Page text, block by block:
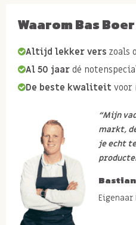
Waarom Bas
Altijd lekker vers zoals
Al 50 jaar dé
De beste kwaliteit voor
“Mijn
markt,
je echt
Eigenaar